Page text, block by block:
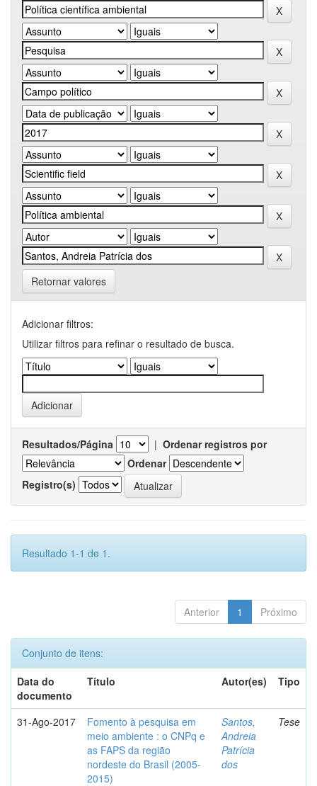
Retornar valores
Adicionar filtros:
Utilizar filtros para refinar o resultado de busca.
Resultados/Página | Ordenar registros por
Ordenar
Registro(s)
Resultado 1-1 de 1.
Anterior 1 Próximo
Conjunto de itens:
Data do
documento
Título Autor(es) Tipo
31-Ago-2017
Fomento à pesquisa em
meio ambiente : o CNPq e
as FAPS da região
nordeste do Brasil (2005-
2015)
Santos,
Andreia
Patrícia
dos
Tese